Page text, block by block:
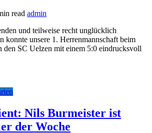
read admin
und teilweise recht unglücklich
konnte unsere 1. Herrenmannschaft beim
den SC Uelzen mit einem 5:0 eindrucksvoll
Nils Burmeister ist
der Woche